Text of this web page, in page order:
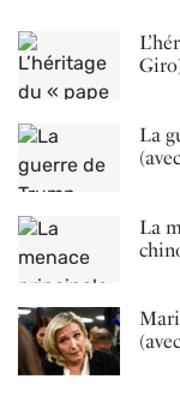
La
La